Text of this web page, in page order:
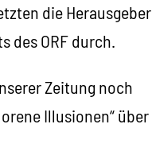
die Herausgeber
des ORF durch.
Zeitung noch
Illusionen“ über